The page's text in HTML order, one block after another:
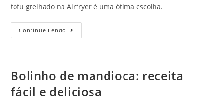
tofu grelhado na Airfryer é uma ótima escolha.
Continue Lendo
Bolinho de mandioca: receita
fácil e deliciosa